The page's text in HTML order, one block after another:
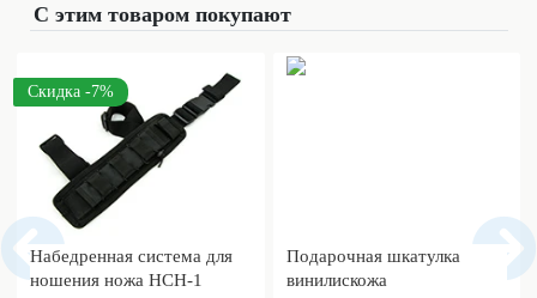
С этим товаром покупают
Скидка -7%
Набедренная система для
ношения ножа НСН-1
Подарочная шкатулка
винилискожа